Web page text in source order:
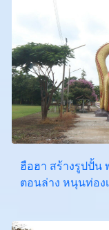
ฮือฮา สร้างรูปปั้
ตอนล่าง หนุนท่อง